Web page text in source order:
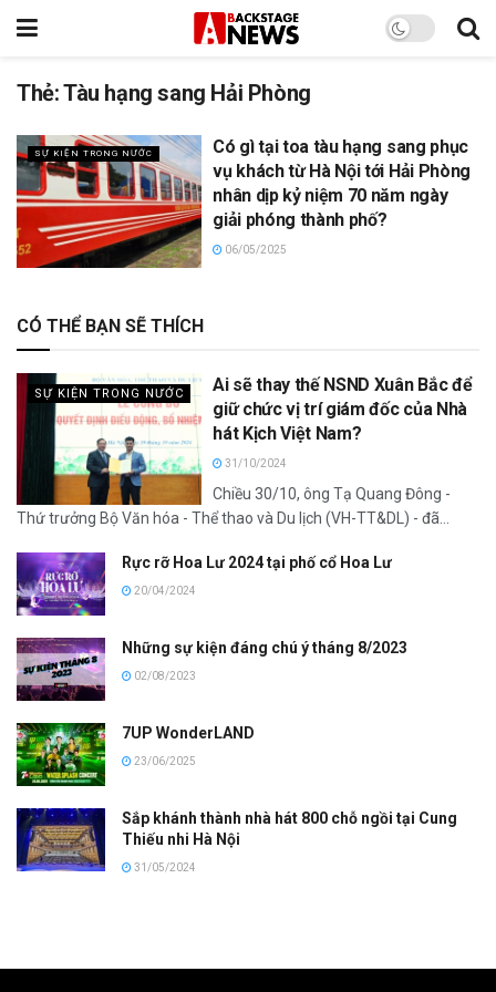
Thẻ:Tàu hạng sang Hải Phòng
SỰ KIỆN TRONG NƯỚC
Có gì tại toa tàu hạng sang phục
vụ khách từ Hà Nội tới Hải Phòng
nhân dịp kỷ niệm 70 năm ngày
giải phóng thành phố?
06/05/2025
CÓ THỂ BẠN SẼ THÍCH
SỰ KIỆN TRONG NƯỚC
Ai sẽ thay thế NSND Xuân Bắc để
giữ chức vị trí giám đốc của Nhà
hát Kịch Việt Nam?
31/10/2024
Chiều 30/10, ông Tạ Quang Đông -
Thứ trưởng Bộ Văn hóa - Thể thao và Du lịch (VH-TT&DL) - đã...
Rực rỡ Hoa Lư 2024 tại phố cổ Hoa Lư
20/04/2024
Những sự kiện đáng chú ý tháng 8/2023
02/08/2023
7UP WonderLAND
23/06/2025
Sắp khánh thành nhà hát 800 chỗ ngồi tại Cung
Thiếu nhi Hà Nội
31/05/2024